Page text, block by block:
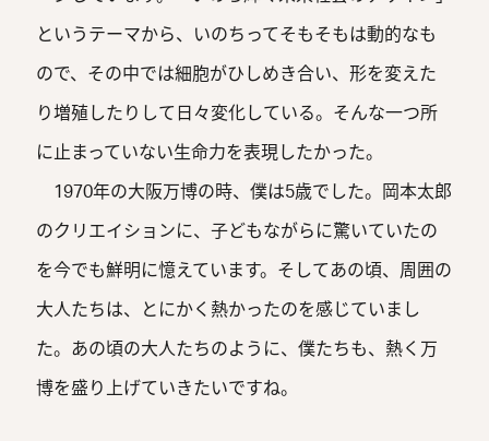
というテーマから、いのちってそもそもは動的なも
ので、その中では細胞がひしめき合い、形を変えた
り増殖したりして日々変化している。そんな一つ所
に止まっていない生命力を表現したかった。
1970年の大阪万博の時、僕は5歳でした。岡本太郎
のクリエイションに、子どもながらに驚いていたの
を今でも鮮明に憶えています。そしてあの頃、周囲の
大人たちは、とにかく熱かったのを感じていまし
た。あの頃の大人たちのように、僕たちも、熱く万
博を盛り上げていきたいですね。